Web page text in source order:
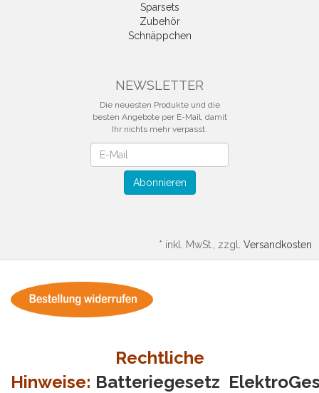
Sparsets
Zubehör
Schnäppchen
NEWSLETTER
Die neuesten Produkte und die
besten Angebote per E-Mail, damit
Ihr nichts mehr verpasst.
Abonnieren
* inkl. MwSt., zzgl. Versandkosten
Rechtliche
Hinweise: Batteriegesetz